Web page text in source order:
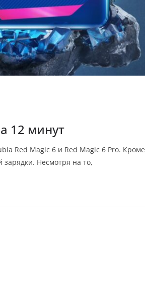
12 минут
Red Magic 6 и Red Magic 6 Pro. Кроме
зарядки. Несмотря на то,